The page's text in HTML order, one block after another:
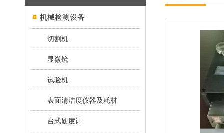
机械检测设备
切割机
显微镜
试验机
表面清洁度仪器及耗材
台式硬度计